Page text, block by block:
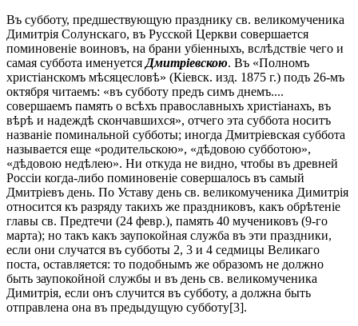
Въ субботу, предшествующую празднику св. великомученика
Димитрія Солунскаго, въ Русской Церкви совершается
поминовеніе воиновъ, на брани убіенныхъ, вслѣдствіе чего и
самая суббота именуется Дмитріевскою. Въ «Полномъ
христіанскомъ мѣсяцесловѣ» (Кіевск. изд. 1875 г.) подъ 26-мъ
октября читаемъ: «въ субботу предъ симъ днемъ....
совершаемъ память о всѣхъ православныхъ христіанахъ, въ
вѣрѣ и надеждѣ скончавшихся», отчего эта суббота носитъ
названіе поминальной субботы; иногда Дмитріевская суббота
называется еще «родительскою», «дѣдовою субботою»,
«дѣдовою недѣлею». Ни откуда не видно, чтобы въ древней
Россіи когда-либо поминовеніе совершалось въ самый
Дмитріевъ день. По Уставу день св. великомученика Димитрія
относится къ разряду такихъ же праздниковъ, какъ обрѣтеніе
главы св. Предтечи (24 февр.), память 40 мучениковъ (9-го
марта); но такъ какъ заупокойная служба въ эти праздники,
если они случатся въ субботы 2, 3 и 4 седмицы Великаго
поста, оставляется: то подобнымъ же образомъ не должно
быть заупокойной службы и въ день св. великомученика
Димитрія, если онъ случится въ субботу, а должна быть
отправлена она въ предыдущую субботу[3].